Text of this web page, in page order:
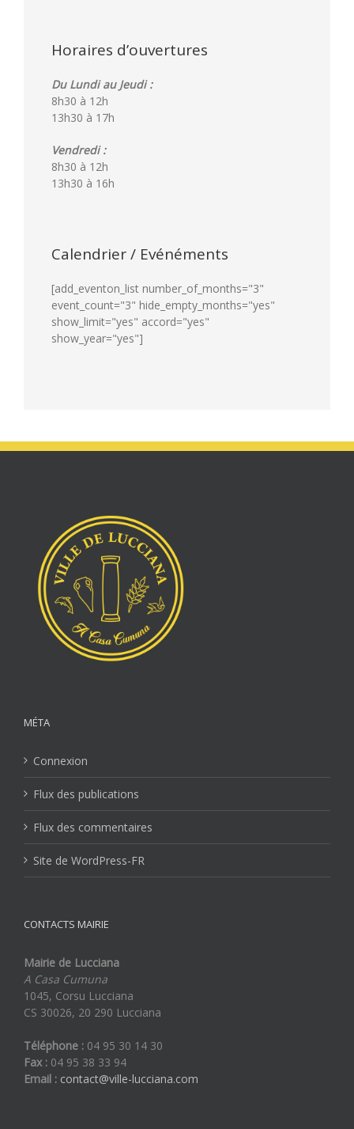
Horaires d’ouvertures
Du Lundi au Jeudi :
8h30 à 12h
13h30 à 17h
Vendredi :
8h30 à 12h
13h30 à 16h
Calendrier / Evénéments
[add_eventon_list number_of_months="3"
event_count="3" hide_empty_months="yes"
show_limit="yes" accord="yes"
show_year="yes"]
MÉTA
Connexion
Flux des publications
Flux des commentaires
Site de WordPress-FR
CONTACTS MAIRIE
Mairie de Lucciana
A Casa Cumuna
1045, Corsu Lucciana
CS 30026, 20 290 Lucciana
Téléphone : 04 95 30 14 30
Fax : 04 95 38 33 94
Email : contact@ville-lucciana.com